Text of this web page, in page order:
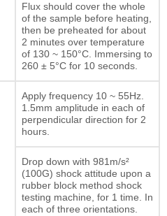
Flux should cover the whole
of the sample before heating,
then be preheated for about
2 minutes over temperature
of 130 ~ 150°C. Immersing to
260 ± 5°C for 10 seconds.
Apply frequency 10 ~ 55Hz.
1.5mm amplitude in each of
perpendicular direction for 2
hours.
Drop down with 981m/s²
(100G) shock attitude upon a
rubber block method shock
testing machine, for 1 time. In
each of three orientations.